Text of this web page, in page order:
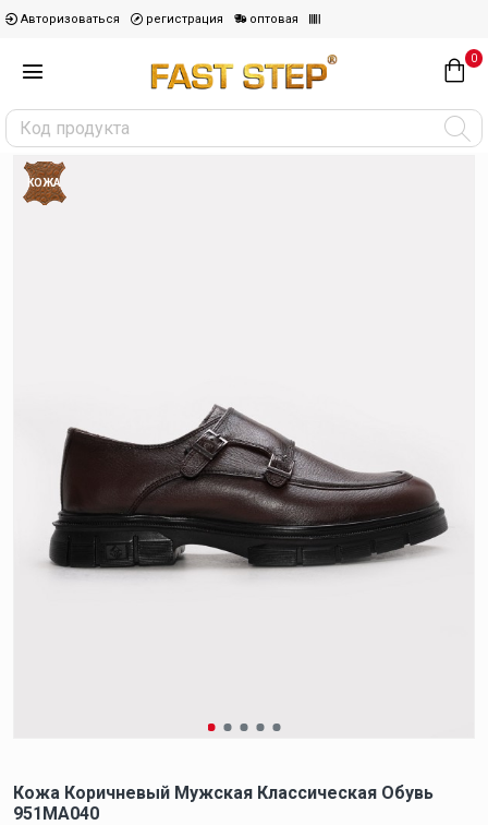
Авторизоваться регистрация оптовая
0
КОЖА
Кожа Коричневый Мужская Классическая Обувь
951MA040